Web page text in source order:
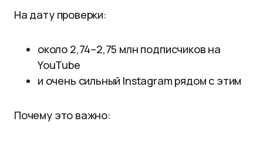
На дату проверки:
около 2,74–2,75 млн подписчиков на
YouTube
и очень сильный Instagram рядом с этим
Почему это важно: